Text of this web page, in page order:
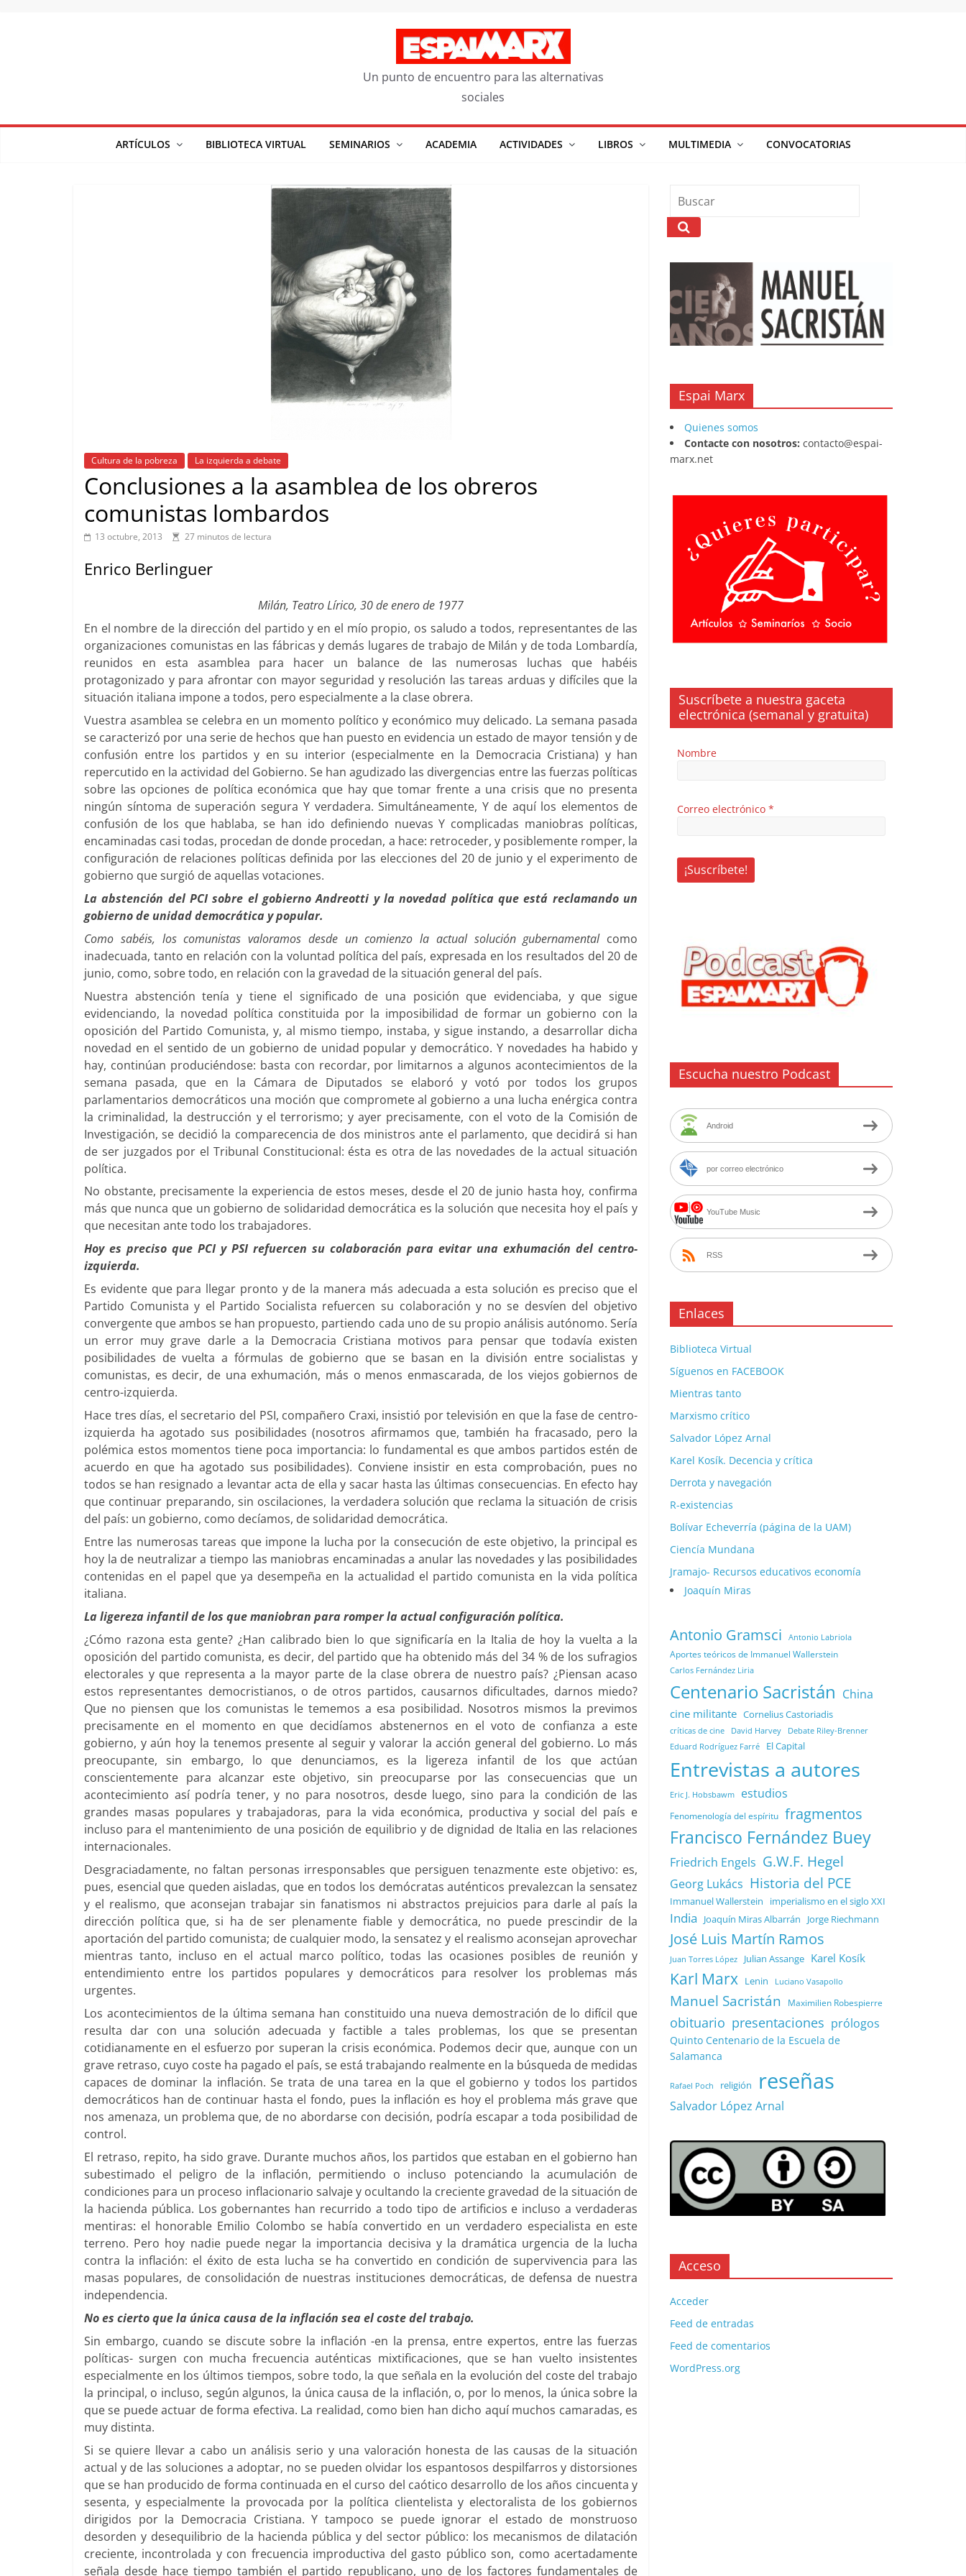
Un punto de encuentro para las alternativas
sociales
ARTÍCULOS BIBLIOTECA VIRTUAL SEMINARIOS ACADEMIA ACTIVIDADES LIBROS MULTIMEDIA CONVOCATORIAS
Cultura de la pobreza La izquierda a debate
Conclusiones a la asamblea de los obreros
comunistas lombardos
13 octubre, 2013 27 minutos de lectura
Enrico Berlinguer
Milán, Teatro Lírico, 30 de enero de 1977
En el nombre de la dirección del partido y en el mío propio, os saludo a todos, representantes de las
organizaciones comunistas en las fábricas y demás lugares de trabajo de Milán y de toda Lombardía,
reunidos en esta asamblea para hacer un balance de las numerosas luchas que habéis
protagonizado y para afrontar con mayor seguridad y resolución las tareas arduas y difíciles que la
situación italiana impone a todos, pero especialmente a la clase obrera.
Vuestra asamblea se celebra en un momento político y económico muy delicado. La semana pasada
se caracterizó por una serie de hechos que han puesto en evidencia un estado de mayor tensión y de
confusión entre los partidos y en su interior (especialmente en la Democracia Cristiana) y han
repercutido en la actividad del Gobierno. Se han agudizado las divergencias entre las fuerzas políticas
sobre las opciones de política económica que hay que tomar frente a una crisis que no presenta
ningún síntoma de superación segura Y verdadera. Simultáneamente, Y de aquí los elementos de
confusión de los que hablaba, se han ido definiendo nuevas Y complicadas maniobras políticas,
encaminadas casi todas, procedan de donde procedan, a hace: retroceder, y posiblemente romper, la
configuración de relaciones políticas definida por las elecciones del 20 de junio y el experimento de
gobierno que surgió de aquellas votaciones.
La abstención del PCI sobre el gobierno Andreotti y la novedad política que está reclamando un
gobierno de unidad democrática y popular.
Como sabéis, los comunistas valoramos desde un comienzo la actual solución gubernamentalcomo
inadecuada, tanto en relación con la voluntad política del país, expresada en los resultados del 20 de
junio, como, sobre todo, en relación con la gravedad de la situación general del país.
Nuestra abstención tenía y tiene el significado de una posición que evidenciaba, y que sigue
evidenciando, la novedad política constituida por la imposibilidad de formar un gobierno con la
oposición del Partido Comunista, y, al mismo tiempo, instaba, y sigue instando, a desarrollar dicha
novedad en el sentido de un gobierno de unidad popular y democrático. Y novedades ha habido y
hay, continúan produciéndose: basta con recordar, por limitarnos a algunos acontecimientos de la
semana pasada, que en la Cámara de Diputados se elaboró y votó por todos los grupos
parlamentarios democráticos una moción que compromete al gobierno a una lucha enérgica contra
la criminalidad, la destrucción y el terrorismo; y ayer precisamente, con el voto de la Comisión de
Investigación, se decidió la comparecencia de dos ministros ante el parlamento, que decidirá si han
de ser juzgados por el Tribunal Constitucional: ésta es otra de las novedades de la actual situación
política.
No obstante, precisamente la experiencia de estos meses, desde el 20 de junio hasta hoy, confirma
más que nunca que un gobierno de solidaridad democrática es la solución que necesita hoy el país y
que necesitan ante todo los trabajadores.
Hoy es preciso que PCI y PSI refuercen su colaboración para evitar una exhumación del centro-
izquierda.
Es evidente que para llegar pronto y de la manera más adecuada a esta solución es preciso que el
Partido Comunista y el Partido Socialista refuercen su colaboración y no se desvíen del objetivo
convergente que ambos se han propuesto, partiendo cada uno de su propio análisis autónomo. Sería
un error muy grave darle a la Democracia Cristiana motivos para pensar que todavía existen
posibilidades de vuelta a fórmulas de gobierno que se basan en la división entre socialistas y
comunistas, es decir, de una exhumación, más o menos enmascarada, de los viejos gobiernos de
centro-izquierda.
Hace tres días, el secretario del PSI, compañero Craxi, insistió por televisión en que la fase de centro-
izquierda ha agotado sus posibilidades (nosotros afirmamos que, también ha fracasado, pero la
polémica estos momentos tiene poca importancia: lo fundamental es que ambos partidos estén de
acuerdo en que ha agotado sus posibilidades). Conviene insistir en esta comprobación, pues no
todos se han resignado a levantar acta de ella y sacar hasta las últimas consecuencias. En efecto hay
que continuar preparando, sin oscilaciones, la verdadera solución que reclama la situación de crisis
del país: un gobierno, como decíamos, de solidaridad democrática.
Entre las numerosas tareas que impone la lucha por la consecución de este objetivo, la principal es
hoy la de neutralizar a tiempo las maniobras encaminadas a anular las novedades y las posibilidades
contenidas en el papel que ya desempeña en la actualidad el partido comunista en la vida política
italiana.
La ligereza infantil de los que maniobran para romper la actual configuración política.
¿Cómo razona esta gente? ¿Han calibrado bien lo que significaría en la Italia de hoy la vuelta a la
oposición del partido comunista, es decir, del partido que ha obtenido más del 34 % de los sufragios
electorales y que representa a la mayor parte de la clase obrera de nuestro país? ¿Piensan acaso
estos representantes democristianos, o de otros partidos, causarnos dificultades, darnos miedo?
Que no piensen que los comunistas le tememos a esa posibilidad. Nosotros mismos la previmos
precisamente en el momento en que decidíamos abstenernos en el voto de confianza a este
gobierno, y aún hoy la tenemos presente al seguir y valorar la acción general del gobierno. Lo más
preocupante, sin embargo, lo que denunciamos, es la ligereza infantil de los que actúan
conscientemente para alcanzar este objetivo, sin preocuparse por las consecuencias que un
acontecimiento así podría tener, y no para nosotros, desde luego, sino para la condición de las
grandes masas populares y trabajadoras, para la vida económica, productiva y social del país e
incluso para el mantenimiento de una posición de equilibrio y de dignidad de Italia en las relaciones
internacionales.
Desgraciadamente, no faltan personas irresponsables que persiguen tenazmente este objetivo: es,
pues, esencial que queden aisladas, que en todos los demócratas auténticos prevalezcan la sensatez
y el realismo, que aconsejan trabajar sin fanatismos ni abstractos prejuicios para darle al país la
dirección política que, si ha de ser plenamente fiable y democrática, no puede prescindir de la
aportación del partido comunista; de cualquier modo, la sensatez y el realismo aconsejan aprovechar
mientras tanto, incluso en el actual marco político, todas las ocasiones posibles de reunión y
entendimiento entre los partidos populares y democráticos para resolver los problemas más
urgentes.
Los acontecimientos de la última semana han constituido una nueva demostración de lo difícil que
resulta dar con una solución adecuada y factible a tales problemas, los que se presentan
cotidianamente en el esfuerzo por superan la crisis económica. Podemos decir que, aunque con un
grave retraso, cuyo coste ha pagado el país, se está trabajando realmente en la búsqueda de medidas
capaces de dominar la inflación. Se trata de una tarea en la que el gobierno y todos los partidos
democráticos han de continuar hasta el fondo, pues la inflación es hoy el problema más grave que
nos amenaza, un problema que, de no abordarse con decisión, podría escapar a toda posibilidad de
control.
El retraso, repito, ha sido grave. Durante muchos años, los partidos que estaban en el gobierno han
subestimado el peligro de la inflación, permitiendo o incluso potenciando la acumulación de
condiciones para un proceso inflacionario salvaje y ocultando la creciente gravedad de la situación de
la hacienda pública. Los gobernantes han recurrido a todo tipo de artificios e incluso a verdaderas
mentiras: el honorable Emilio Colombo se había convertido en un verdadero especialista en este
terreno. Pero hoy nadie puede negar la importancia decisiva y la dramática urgencia de la lucha
contra la inflación: el éxito de esta lucha se ha convertido en condición de supervivencia para las
masas populares, de consolidación de nuestras instituciones democráticas, de defensa de nuestra
independencia.
No es cierto que la única causa de la inflación sea el coste del trabajo.
Sin embargo, cuando se discute sobre la inflación -en la prensa, entre expertos, entre las fuerzas
políticas- surgen con mucha frecuencia auténticas mixtificaciones, que se han vuelto insistentes
especialmente en los últimos tiempos, sobre todo, la que señala en la evolución del coste del trabajo
la principal, o incluso, según algunos, la única causa de la inflación, o, por lo menos, la única sobre la
que se puede actuar de forma efectiva. La realidad, como bien han dicho aquí muchos camaradas, es
muy distinta.
Si se quiere llevar a cabo un análisis serio y una valoración honesta de las causas de la situación
actual y de las soluciones a adoptar, no se pueden olvidar los espantosos despilfarros y distorsiones
que se han producido de forma continuada en el curso del caótico desarrollo de los años cincuenta y
sesenta, y especialmente la provocada por la política clientelista y electoralista de los gobiernos
dirigidos por la Democracia Cristiana. Y tampoco se puede ignorar el estado de monstruoso
desorden y desequilibrio de la hacienda pública y del sector público: los mecanismos de dilatación
creciente, incontrolada y con frecuencia improductiva del gasto público son, como acertadamente
señala desde hace tiempo también el partido republicano, uno de los factores fundamentales de
Espai Marx
Quienes somos
Contacte con nosotros: contacto@espai-
marx.net
Suscríbete a nuestra gaceta
electrónica (semanal y gratuita)
Nombre
Correo electrónico *
Escucha nuestro Podcast
Android
por correo electrónico
YouTube Music
RSS
Enlaces
Biblioteca Virtual
Síguenos en FACEBOOK
Mientras tanto
Marxismo crítico
Salvador López Arnal
Karel Kosík. Decencia y crítica
Derrota y navegación
R-existencias
Bolívar Echeverría (página de la UAM)
Ciencía Mundana
Jramajo- Recursos educativos economía
Joaquín Miras
Antonio Gramsci Antonio Labriola
Aportes teóricos de Immanuel Wallerstein
Carlos Fernández Liria
Centenario Sacristán China
cine militante Cornelius Castoriadis
críticas de cine David Harvey Debate Riley-Brenner
Eduard Rodríguez Farré El Capital
Entrevistas a autores
Eric J. Hobsbawm estudios
Fenomenología del espíritu fragmentos
Francisco Fernández Buey
Friedrich Engels G.W.F. Hegel
Georg Lukács Historia del PCE
Immanuel Wallerstein imperialismo en el siglo XXI
India Joaquín Miras Albarrán Jorge Riechmann
José Luis Martín Ramos
Juan Torres López Julian Assange Karel Kosík
Karl Marx Lenin Luciano Vasapollo
Manuel Sacristán Maximilien Robespierre
obituario presentaciones prólogos
Quinto Centenario de la Escuela de
Salamanca
Rafael Poch religión reseñas
Salvador López Arnal
Acceso
Acceder
Feed de entradas
Feed de comentarios
WordPress.org